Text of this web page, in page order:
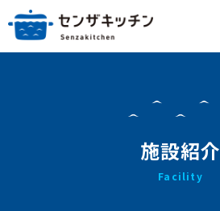
施設紹介
Facility